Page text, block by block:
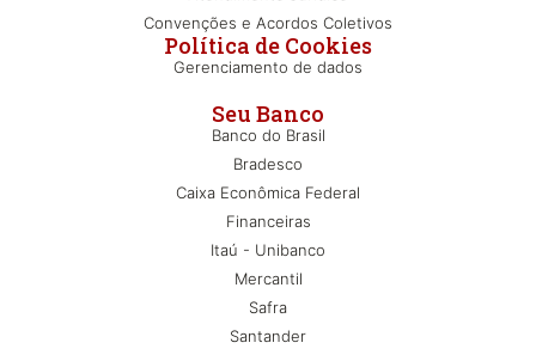
Seu Banco
Banco do Brasil
Bradesco
Caixa Econômica Federal
Financeiras
Itaú - Unibanco
Mercantil
Safra
Santander
Convenções e Acordos Coletivos
Política de Cookies
Gerenciamento de dados